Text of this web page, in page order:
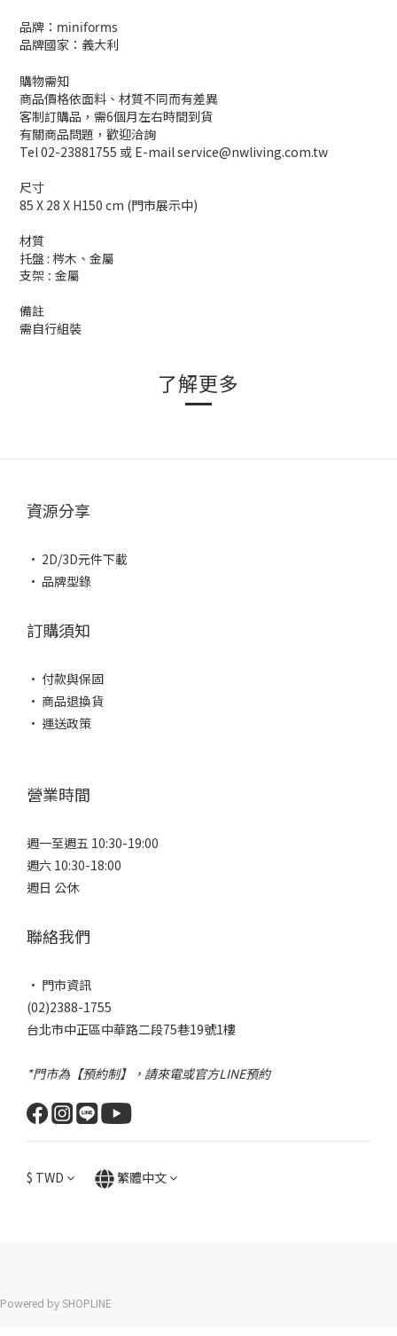
品牌：miniforms
品牌國家：義大利
購物需知
商品價格依面料、材質不同而有差異
客制訂購品，需6個月左右時間到貨
有關商品問題，歡迎洽詢
Tel 02-23881755 或 E-mail service@nwliving.com.tw
尺寸
85 X 28 X H150 cm (門市展示中)
材質
托盤 : 梣木、金屬
支架 : 金屬
備註
需自行組裝
了解更多
資源分享
• 2D/3D元件下載
• 品牌型錄
訂購須知
• 付款與保固
• 商品退換貨
• 運送政策
營業時間
週一至週五 10:30-19:00
週六 10:30-18:00
週日 公休
聯絡我們
• 門市資訊
(02)2388-1755
台北市中正區中華路二段75巷19號1樓
*門市為【預約制】，請來電或官方LINE預約
$ TWD 繁體中文
Powered by SHOPLINE